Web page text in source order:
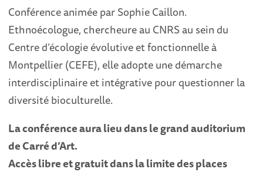
Conférence animée par Sophie Caillon.
Ethnoécologue, chercheure au CNRS au sein du
Centre d’écologie évolutive et fonctionnelle à
Montpellier (CEFE), elle adopte une démarche
interdisciplinaire et intégrative pour questionner la
diversité bioculturelle.
La conférence aura lieu dans le grand auditorium
de Carré d’Art.
Accès libre et gratuit dans la limite des places